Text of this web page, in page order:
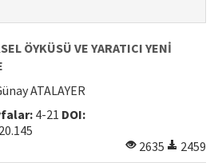
ÖYKÜSÜ VE YARATICI YENİ
ATALAYER
4-21 DOI:
2635
2459